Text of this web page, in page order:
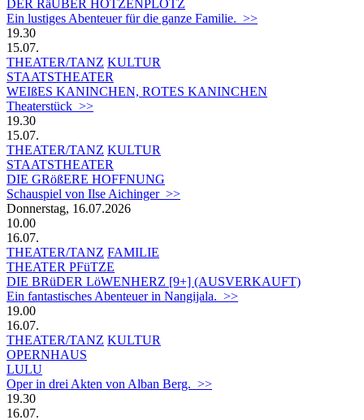
DER RäUBER HOTZENPLOTZ
Ein lustiges Abenteuer für die ganze Familie. >>
19.30
15.07.
THEATER/TANZ KULTUR
STAATSTHEATER
WEIßES KANINCHEN, ROTES KANINCHEN
Theaterstück >>
19.30
15.07.
THEATER/TANZ KULTUR
STAATSTHEATER
DIE GRößERE HOFFNUNG
Schauspiel von Ilse Aichinger >>
Donnerstag, 16.07.2026
10.00
16.07.
THEATER/TANZ FAMILIE
THEATER PFüTZE
DIE BRüDER LöWENHERZ [9+] (AUSVERKAUFT)
Ein fantastisches Abenteuer in Nangijala. >>
19.00
16.07.
THEATER/TANZ KULTUR
OPERNHAUS
LULU
Oper in drei Akten von Alban Berg. >>
19.30
16.07.